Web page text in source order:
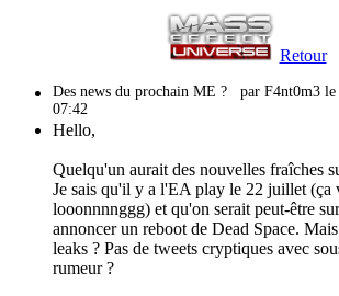
Retour
Des news du prochain ME ? par F4nt0m3
07:42
Hello,
Quelqu'un aurait des nouvelles fraîches
Je sais qu'il y a l'EA play le 22 juillet (ça
looonnnnggg) et qu'on serait peut-être
annoncer un reboot de Dead Space.
leaks ? Pas de tweets cryptiques avec
rumeur ?